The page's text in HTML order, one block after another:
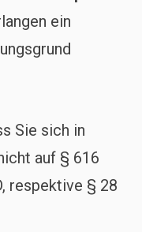
ein
Sie sich in
auf § 616
respektive § 28